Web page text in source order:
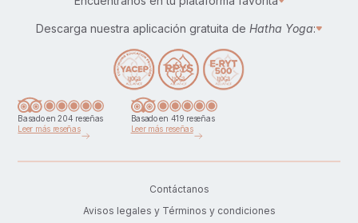
Descarga nuestra aplicación gratuita de Hatha Yoga:
Basado en 204 reseñas
Leer más reseñas
Basado en 419 reseñas
Leer más reseñas
Contáctanos
Avisos legales y Términos y condiciones